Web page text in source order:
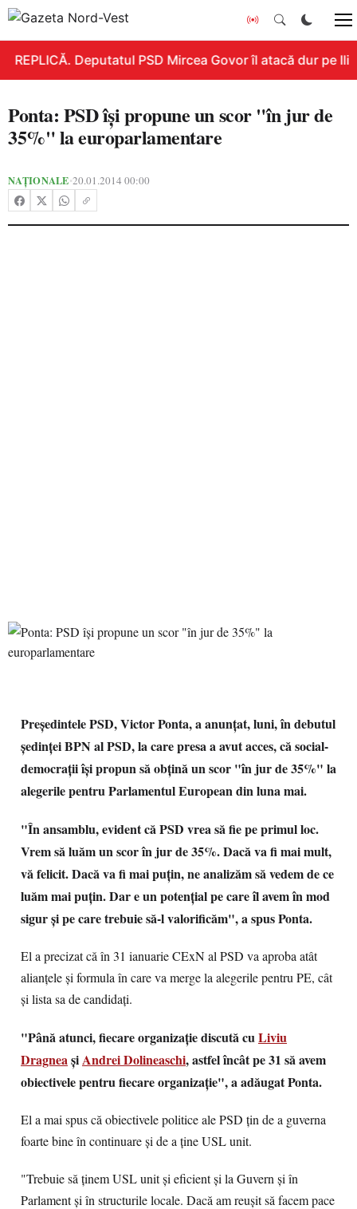
REPLICĂ. Deputatul PSD Mircea Govor îl atacă dur pe
Ponta: PSD îşi propune un scor "în jur de
35%" la europarlamentare
NAȚIONALE•20.01.2014 00:00
Preşedintele PSD, Victor Ponta, a anunţat, luni, în debutul
şedinţei BPN al PSD, la care presa a avut acces, că social-
democraţii îşi propun să obţină un scor "în jur de 35%" la
alegerile pentru Parlamentul European din luna mai.
"În ansamblu, evident că PSD vrea să fie pe primul loc.
Vrem să luăm un scor în jur de 35%. Dacă va fi mai mult,
vă felicit. Dacă va fi mai puţin, ne analizăm să vedem de ce
luăm mai puţin. Dar e un potenţial pe care îl avem în mod
sigur şi pe care trebuie să-l valorificăm", a spus Ponta.
El a precizat că în 31 ianuarie CExN al PSD va aproba atât
alianţele şi formula în care va merge la alegerile pentru PE, cât
şi lista sa de candidaţi.
"Până atunci, fiecare organizaţie discută cuLiviu
DragneaşiAndrei Dolineaschi, astfel încât pe 31 să avem
obiectivele pentru fiecare organizaţie", a adăugat Ponta.
El a mai spus că obiectivele politice ale PSD ţin de a guverna
foarte bine în continuare şi de a ţine USL unit.
"Trebuie să ţinem USL unit şi eficient şi la Guvern şi în
Parlament şi în structurile locale. Dacă am reuşit să facem pace